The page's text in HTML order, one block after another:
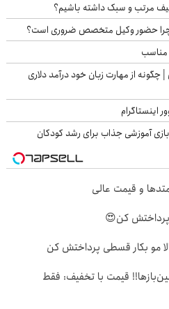
مرتب و سبک داشته باشیم؟
چرا حضور وکیل متخصص ضروری است؟
مناسب
از مهارت زبان خود درآمد دلاری
اینستاگرام
آموزشی جذاب برای رشد کودکان
و قیمت عالی
مو بکار قسطی پرداختش کن
قیمت با تخفیف: فقط